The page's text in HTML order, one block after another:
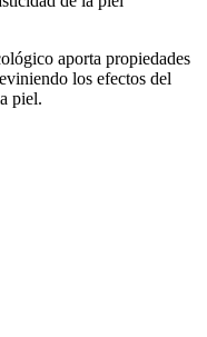
aporta propiedades
los efectos del
piel.